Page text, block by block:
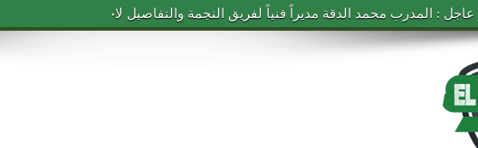
عاجل : المدرب محمد الدقة مديراً فنياً لفريق النجمة والتفاصيل لاحقاً